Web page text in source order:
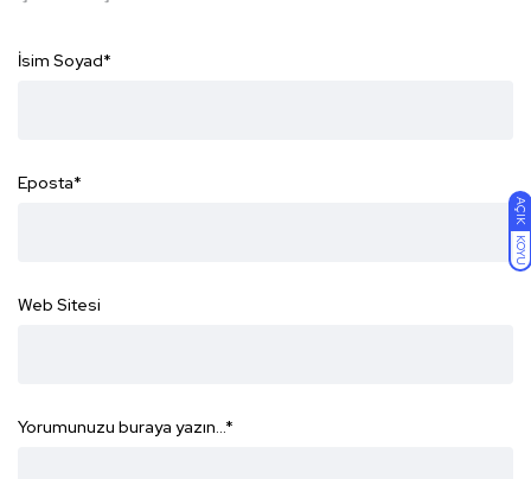
AÇIK
KOYU
İsim Soyad*
Eposta*
Web Sitesi
Yorumunuzu buraya yazın...*